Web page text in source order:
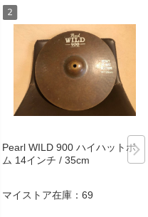
Pearl WILD 900 ハイハットボト
ム 14インチ / 35cm
マイストア在庫： 69